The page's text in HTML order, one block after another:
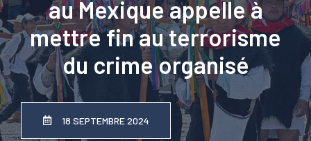
au Mexique appelle à
mettre fin au terrorisme
du crime organisé
18 SEPTEMBRE 2024